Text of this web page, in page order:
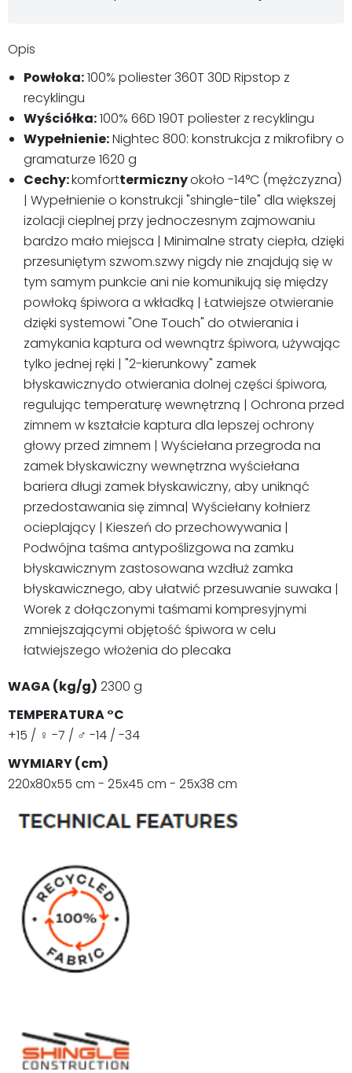
Opis
Powłoka:100% poliester 360T 30D Ripstop z
recyklingu
Wyściółka:100% 66D 190T poliester z recyklingu
Wypełnienie:Nightec 800: konstrukcja z mikrofibry o
gramaturze 1620 g
Cechy:komforttermicznyokoło -14°C (mężczyzna)
| Wypełnienie o konstrukcji "shingle-tile" dla większej
izolacji cieplnej przy jednoczesnym zajmowaniu
bardzo mało miejsca | Minimalne straty ciepła, dzięki
przesuniętym szwom.szwy nigdy nie znajdują się w
tym samym punkcie ani nie komunikują się między
powłoką śpiwora a wkładką | Łatwiejsze otwieranie
dzięki systemowi "One Touch" do otwierania i
zamykania kaptura od wewnątrz śpiwora, używając
tylko jednej ręki | "2-kierunkowy" zamek
błyskawicznydo otwierania dolnej części śpiwora,
regulując temperaturę wewnętrzną | Ochrona przed
zimnem w kształcie kaptura dla lepszej ochrony
głowy przed zimnem | Wyściełana przegroda na
zamek błyskawiczny wewnętrzna wyściełana
bariera długi zamek błyskawiczny, aby uniknąć
przedostawania się zimna| Wyściełany kołnierz
ocieplający | Kieszeń do przechowywania |
Podwójna taśma antypoślizgowa na zamku
błyskawicznym zastosowana wzdłuż zamka
błyskawicznego, aby ułatwić przesuwanie suwaka |
Worek z dołączonymi taśmami kompresyjnymi
zmniejszającymi objętość śpiwora w celu
łatwiejszego włożenia do plecaka
WAGA (kg/g) 2300 g
TEMPERATURA °C
+15 / ♀ -7 / ♂ -14 / -34
WYMIARY (cm)
220x80x55 cm - 25x45 cm - 25x38 cm